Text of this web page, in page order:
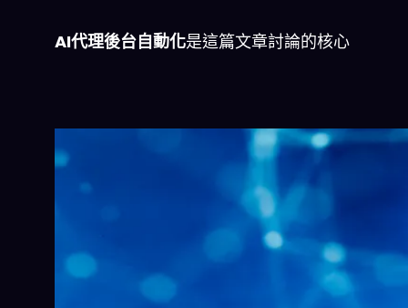
AI代理後台自動化是這篇文章討論的核心